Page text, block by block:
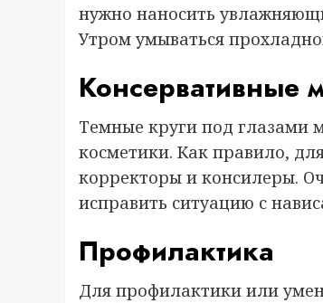
нужно наносить
Утром умываться
Консервативные
Темные круги под глазами
косметики. Как правило,
корректоры и консилеры.
исправить ситуацию с
Профилактика
Для профилактики или